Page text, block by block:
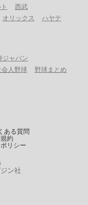
西武
オリックス
ハヤテ
ジャパン
会人野球 野球まとめ
ある質問
約
リシー
ン社